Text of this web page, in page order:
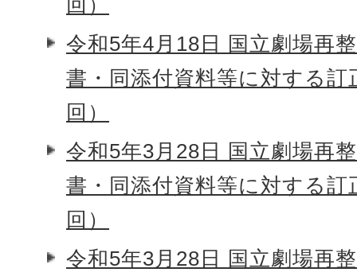
回）
令和5年4月18日 国立劇場再
書・同添付資料等に対する
回）
令和5年3月28日 国立劇場再
書・同添付資料等に対する
回）
令和5年3月28日 国立劇場再